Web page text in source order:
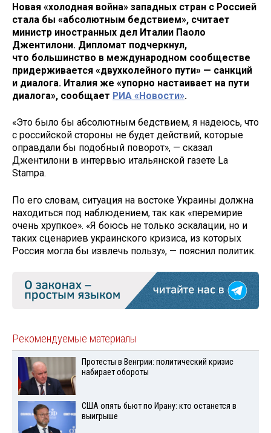
Новая «холодная война» западных стран с Россией
стала бы «абсолютным бедствием», считает
министр иностранных дел Италии Паоло
Джентилони. Дипломат подчеркнул,
что большинство в международном сообществе
придерживается «двухколейного пути» — санкций
и диалога. Италия же «упорно настаивает на пути
диалога», сообщает РИА «Новости».
«Это было бы абсолютным бедствием, я надеюсь, что
с российской стороны не будет действий, которые
оправдали бы подобный поворот», — сказал
Джентилони в интервью итальянской газете La
Stampa.
По его словам, ситуация на востоке Украины должна
находиться под наблюдением, так как «перемирие
очень хрупкое». «Я боюсь не только эскалации, но и
таких сценариев украинского кризиса, из которых
Россия могла бы извлечь пользу», — пояснил политик.
Рекомендуемые материалы
Протесты в Венгрии: политический кризис
набирает обороты
США опять бьют по Ирану: кто останется в
выигрыше